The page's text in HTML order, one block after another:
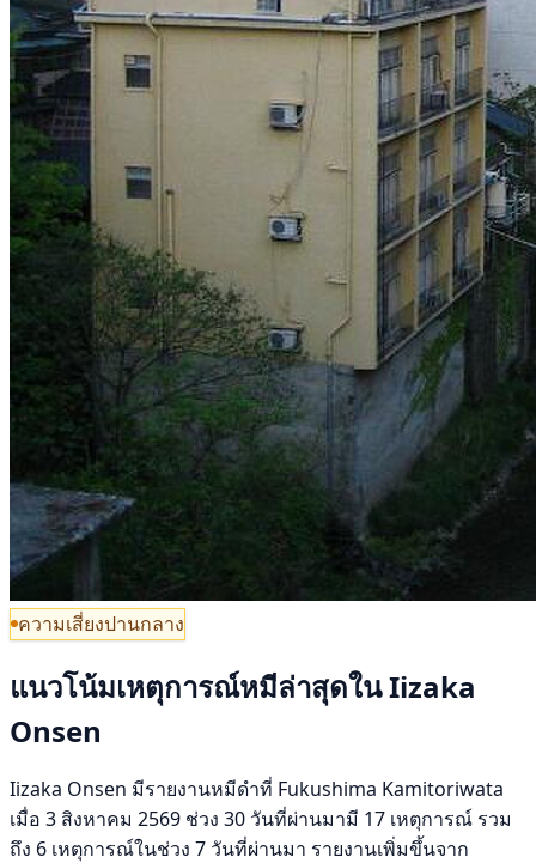
ความเสี่ยงปานกลาง
แนวโน้มเหตุการณ์หมีล่าสุดใน Iizaka
Onsen
Iizaka Onsen มีรายงานหมีดำที่ Fukushima Kamitoriwata
เมื่อ 3 สิงหาคม 2569 ช่วง 30 วันที่ผ่านมามี 17 เหตุการณ์ รวม
ถึง 6 เหตุการณ์ในช่วง 7 วันที่ผ่านมา รายงานเพิ่มขึ้นจาก